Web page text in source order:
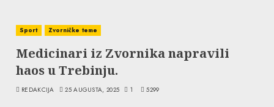
Sport Zvorničke teme
Medicinari iz Zvornika napravili
haos u Trebinju.
REDAKCIJA 25 AUGUSTA, 2025 1 5299